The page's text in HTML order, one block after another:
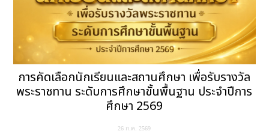
การคัดเลือกนักเรียนและสถานศึกษา เพื่อรับรางวัล
พระราชทาน ระดับการศึกษาขั้นพื้นฐาน ประจำปีการ
ศึกษา 2569
26 ก.ค. 2569